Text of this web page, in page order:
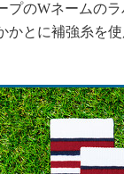
プのWネームの
かとに補強糸を